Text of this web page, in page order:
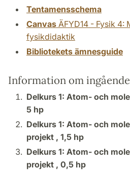
Tentamensschema
Canvas ÄFYD14 - Fysik 4:
fysikdidaktik
Bibliotekets ämnesguide
Information om
Delkurs 1: Atom- och
5 hp
Delkurs 1: Atom- och
projekt , 1,5 hp
Delkurs 1: Atom- och
projekt , 0,5 hp